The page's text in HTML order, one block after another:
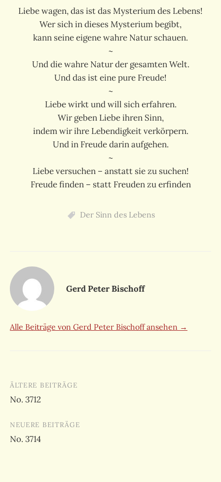
Liebe wagen, das ist das Mysterium des Lebens!
Wer sich in dieses Mysterium begibt,
kann seine eigene wahre Natur schauen.
~
Und die wahre Natur der gesamten Welt.
Und das ist eine pure Freude!
~
Liebe wirkt und will sich erfahren.
Wir geben Liebe ihren Sinn,
indem wir ihre Lebendigkeit verkörpern.
Und in Freude darin aufgehen.
~
Liebe versuchen – anstatt sie zu suchen!
Freude finden – statt Freuden zu erfinden
Der Sinn des Lebens
Gerd Peter Bischoff
Alle Beiträge von Gerd Peter Bischoff ansehen →
Beitragsnavigation
ÄLTERE BEITRÄGE
No. 3712
NEUERE BEITRÄGE
No. 3714